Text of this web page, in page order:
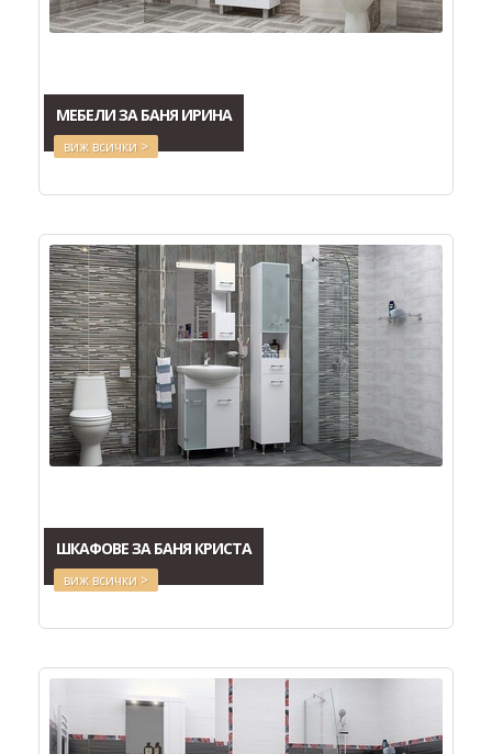
МЕБЕЛИ ЗА БАНЯ ИРИНА
виж всички >
ШКАФОВЕ ЗА БАНЯ КРИСТА
виж всички >